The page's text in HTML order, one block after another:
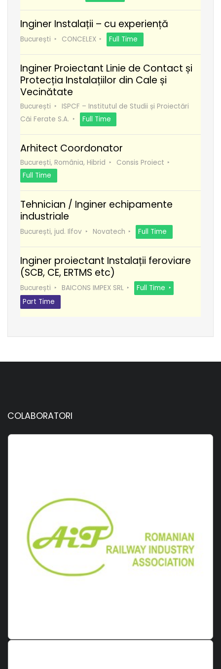
Inginer Instalații – cu experiență
București CONCELEX Full Time
Inginer Proiectant Linie de Contact și
Protecția Instalațiilor din Cale și
Vecinătate
București
ISPCF – Institutul de Studii și Proiectări
Căi Ferate S.A.
Full Time
Arhitect Coordonator
București, România, Hibrid
Consis Proiect
Full Time
Tehnician / Inginer echipamente
industriale
București, jud. Ilfov Novatech Full Time
Inginer proiectant Instalații feroviare
(SCB, CE, ERTMS etc)
București BAICONS IMPEX SRL
Full Time
Part Time
COLABORATORI